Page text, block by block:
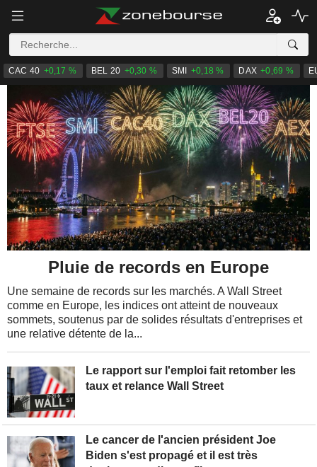
CAC 40 +0,17 % BEL 20 +0,30 % SMI +0,18 % DAX +0,69 %
Le rapport sur l'emploi fait retomber les
taux et relance Wall Street
Le cancer de l'ancien président Joe
Biden s'est propagé et il est très
Pluie de records en Europe
Une semaine de records sur les marchés. A Wall Street
comme en Europe, les indices ont atteint de nouveaux
sommets, soutenus par de solides résultats d'entreprises et
une relative détente de la...